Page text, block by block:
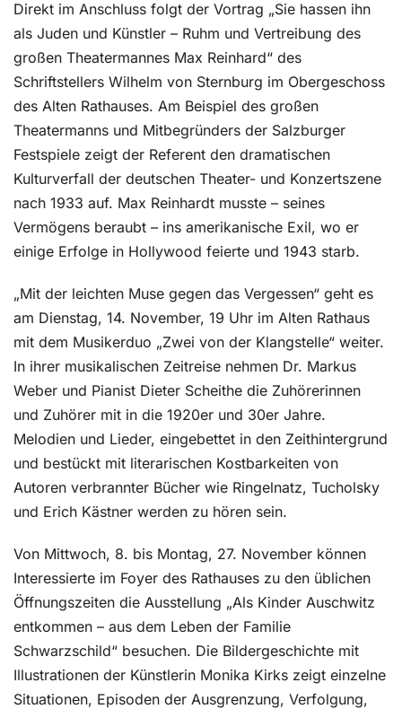
Direkt im Anschluss folgt der Vortrag „Sie hassen ihn
als Juden und Künstler – Ruhm und Vertreibung des
großen Theatermannes Max Reinhard“ des
Schriftstellers Wilhelm von Sternburg im Obergeschoss
des Alten Rathauses. Am Beispiel des großen
Theatermanns und Mitbegründers der Salzburger
Festspiele zeigt der Referent den dramatischen
Kulturverfall der deutschen Theater- und Konzertszene
nach 1933 auf. Max Reinhardt musste – seines
Vermögens beraubt – ins amerikanische Exil, wo er
einige Erfolge in Hollywood feierte und 1943 starb.
„Mit der leichten Muse gegen das Vergessen“ geht es
am Dienstag, 14. November, 19 Uhr im Alten Rathaus
mit dem Musikerduo „Zwei von der Klangstelle“ weiter.
In ihrer musikalischen Zeitreise nehmen Dr. Markus
Weber und Pianist Dieter Scheithe die Zuhörerinnen
und Zuhörer mit in die 1920er und 30er Jahre.
Melodien und Lieder, eingebettet in den Zeithintergrund
und bestückt mit literarischen Kostbarkeiten von
Autoren verbrannter Bücher wie Ringelnatz, Tucholsky
und Erich Kästner werden zu hören sein.
Von Mittwoch, 8. bis Montag, 27. November können
Interessierte im Foyer des Rathauses zu den üblichen
Öffnungszeiten die Ausstellung „Als Kinder Auschwitz
entkommen – aus dem Leben der Familie
Schwarzschild“ besuchen. Die Bildergeschichte mit
Illustrationen der Künstlerin Monika Kirks zeigt einzelne
Situationen, Episoden der Ausgrenzung, Verfolgung,